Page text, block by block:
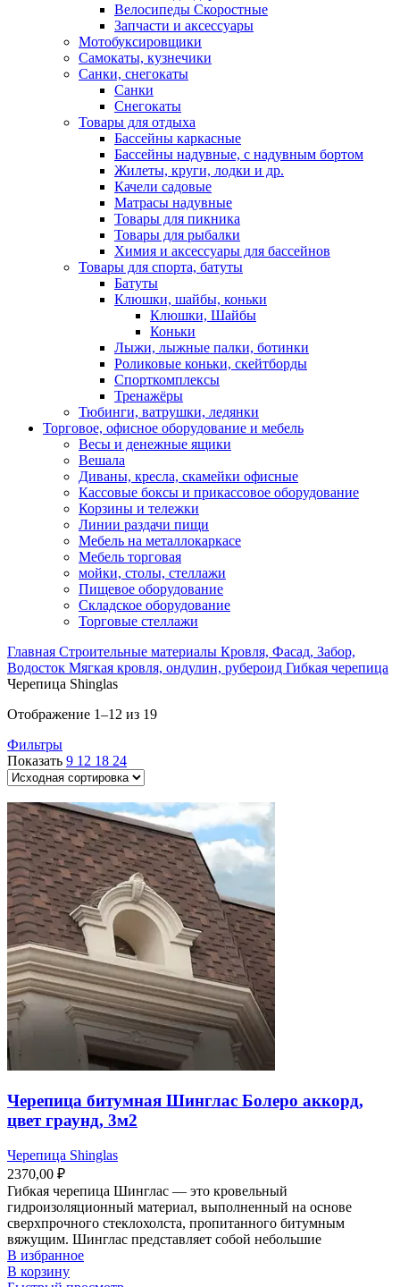
Велосипеды Скоростные
Запчасти и аксессуары
Мотобуксировщики
Самокаты, кузнечики
Санки, снегокаты
Санки
Снегокаты
Товары для отдыха
Бассейны каркасные
Бассейны надувные, с надувным бортом
Жилеты, круги, лодки и др.
Качели садовые
Матрасы надувные
Товары для пикника
Товары для рыбалки
Химия и аксессуары для бассейнов
Товары для спорта, батуты
Батуты
Клюшки, шайбы, коньки
Клюшки, Шайбы
Коньки
Лыжи, лыжные палки, ботинки
Роликовые коньки, скейтборды
Спорткомплексы
Тренажёры
Тюбинги, ватрушки, ледянки
Торговое, офисное оборудование и мебель
Весы и денежные ящики
Вешала
Диваны, кресла, скамейки офисные
Кассовые боксы и прикассовое оборудование
Корзины и тележки
Линии раздачи пищи
Мебель на металлокаркасе
Мебель торговая
мойки, столы, стеллажи
Пищевое оборудование
Складское оборудование
Торговые стеллажи
Главная Строительные материалы Кровля, Фасад, Забор,
Водосток Мягкая кровля, ондулин, рубероид Гибкая черепица
Черепица Shinglas
Отображение 1–12 из 19
Фильтры
Показать 9 12 18 24
Черепица битумная Шинглас Болеро аккорд,
цвет граунд, 3м2
Черепица Shinglas
2370,00 ₽
Гибкая черепица Шинглас — это кровельный
гидроизоляционный материал, выполненный на основе
сверхпрочного стеклохолста, пропитанного битумным
вяжущим. Шинглас представляет собой небольшие
В избранное
В корзину